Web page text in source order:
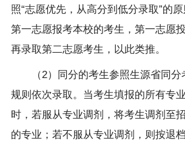
照“志愿优先，从高分到低分录取”的
第一志愿报考本校的考生，第一志愿
再录取第二志愿考生，以此类推。
（2）同分的考生参照生源省同分
规则依次录取。当考生填报的所有专
时，若服从专业调剂，将考生调剂至
的专业；若不服从专业调剂，则按退档